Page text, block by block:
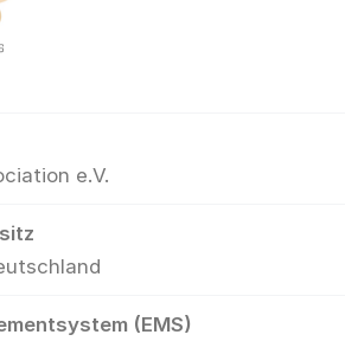
e.V.
(EMS)